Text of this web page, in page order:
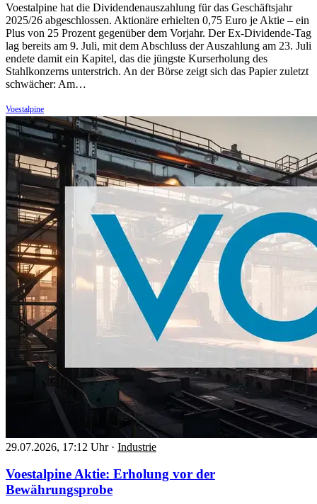
Voestalpine hat die Dividendenauszahlung für das Geschäftsjahr
2025/26 abgeschlossen. Aktionäre erhielten 0,75 Euro je Aktie – ein
Plus von 25 Prozent gegenüber dem Vorjahr. Der Ex-Dividende-Tag
lag bereits am 9. Juli, mit dem Abschluss der Auszahlung am 23. Juli
endete damit ein Kapitel, das die jüngste Kurserholung des
Stahlkonzerns unterstrich. An der Börse zeigt sich das Papier zuletzt
schwächer: Am…
Voestalpine
29.07.2026, 17:12 Uhr · Industrie
Voestalpine Aktie: Erholung vor der
Bewährungsprobe